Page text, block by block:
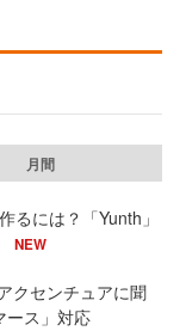
月間
るには？「Yunth」
NEW
クセンチュアに聞
ース」対応